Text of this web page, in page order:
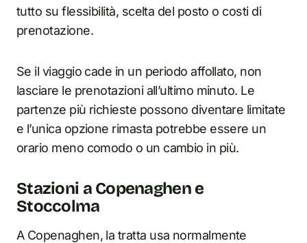
tutto su flessibilità, scelta del posto o costi di
prenotazione.
Se il viaggio cade in un periodo affollato, non
lasciare le prenotazioni all’ultimo minuto. Le
partenze più richieste possono diventare limitate
e l’unica opzione rimasta potrebbe essere un
orario meno comodo o un cambio in più.
Stazioni a Copenaghen e
Stoccolma
A Copenaghen, la tratta usa normalmente